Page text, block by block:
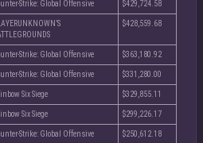
Strike: Global Offensive $429,724.58
$428,559.68
Strike: Global Offensive $363,180.92
Strike: Global Offensive $331,280.00
Six Siege $329,855.11
Six Siege $299,226.17
Strike: Global Offensive $250,612.18